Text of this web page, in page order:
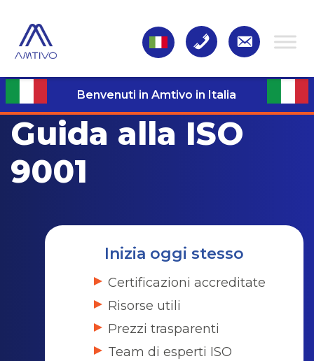
Benvenuti in Amtivo in Italia
Guida alla ISO
9001
Inizia oggi stesso
Certificazioni accreditate
Risorse utili
Prezzi trasparenti
Team di esperti ISO